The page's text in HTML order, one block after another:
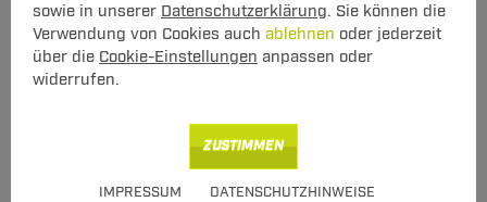
sowie in unserer Datenschutzerklärung. Sie können die
Verwendung von Cookies auch ablehnen oder jederzeit
über die Cookie-Einstellungen anpassen oder
widerrufen.
IMPRESSUM DATENSCHUTZHINWEISE
ZUSTIMMEN
E-Mail:
angemeldet bleiben